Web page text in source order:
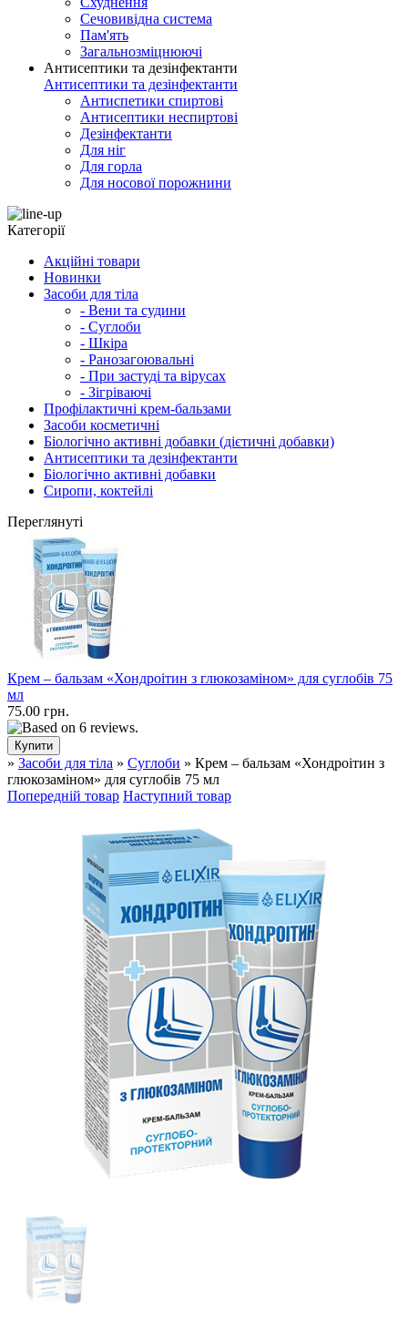
Сечовивідна система
Пам'ять
Загальнозміцнюючі
Антисептики та дезінфектанти
Антисептики та дезінфектанти
Антиспетики спиртові
Антисептики неспиртові
Дезінфектанти
Для ніг
Для горла
Для носової порожнини
Категорії
Акційні товари
Новинки
Засоби для тіла
- Вени та судини
- Суглоби
- Шкіра
- Ранозагоювальні
- При застуді та вірусах
- Зігріваючі
Профілактичні крем-бальзами
Засоби косметичні
Біологічно активні добавки (дієтичні добавки)
Антисептики та дезінфектанти
Біологічно активні добавки
Сиропи, коктейлі
Переглянуті
Крем – бальзам «Хондроітин з глюкозаміном» для суглобів 75
мл
75.00 грн.
» Засоби для тіла » Суглоби » Крем – бальзам «Хондроітин з
глюкозаміном» для суглобів 75 мл
Попередній товар Наступний товар